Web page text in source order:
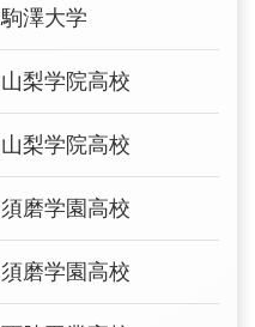
駒澤大学
山梨学院高校
山梨学院高校
須磨学園高校
須磨学園高校